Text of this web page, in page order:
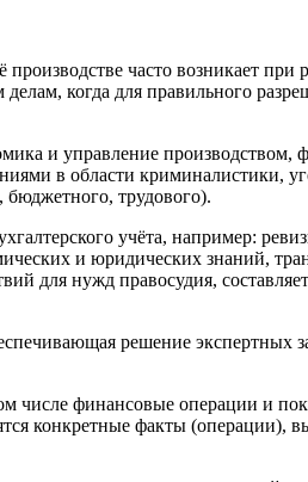
часто возникает при
когда для правильного
и управление производством,
в области криминалистики,
бюджетного, трудового).
учёта, например:
и юридических знаний,
для нужд правосудия,
решение экспертных
числе финансовые операции и
конкретные факты (операции),